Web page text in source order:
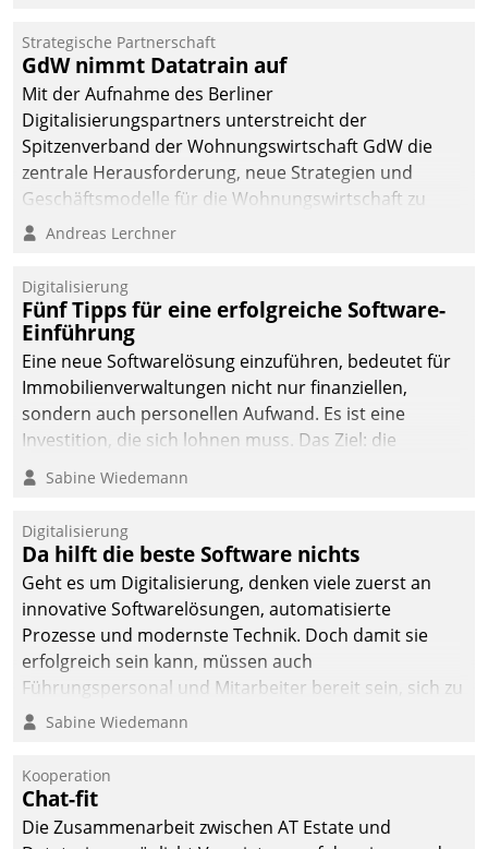
Unternehmen.
Strategische Partnerschaft
GdW nimmt Datatrain auf
Mit der Aufnahme des Berliner
Digitalisierungspartners unterstreicht der
Spitzenverband der Wohnungswirtschaft GdW die
zentrale Herausforderung, neue Strategien und
Geschäftsmodelle für die Wohnungswirtschaft zu
entwickeln.
Andreas Lerchner
Digitalisierung
Fünf Tipps für eine erfolgreiche Software-
Einführung
Eine neue Softwarelösung einzuführen, bedeutet für
Immobilienverwaltungen nicht nur finanziellen,
sondern auch personellen Aufwand. Es ist eine
Investition, die sich lohnen muss. Das Ziel: die
nachhaltige Optimierung der Geschäftsabläufe. Damit
dieses Ziel erreicht wird, sollten einige Grundregeln
Sabine Wiedemann
Digitalisierung
Da hilft die beste Software nichts
Geht es um Digitalisierung, denken viele zuerst an
innovative Softwarelösungen, automatisierte
Prozesse und modernste Technik. Doch damit sie
erfolgreich sein kann, müssen auch
Führungspersonal und Mitarbeiter bereit sein, sich zu
verändern und anzupassen, sonst werden sie an ihr
Sabine Wiedemann
Kooperation
Chat-fit
Die Zusammenarbeit zwischen AT Estate und